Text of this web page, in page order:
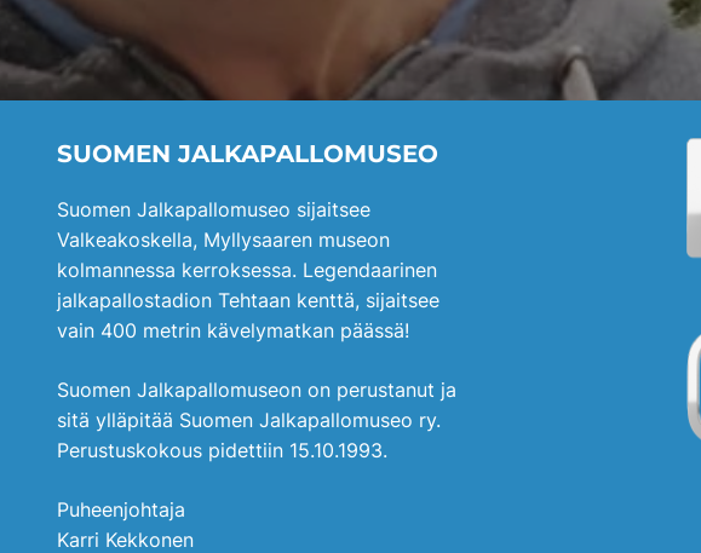
SUOMEN JALKAPALLOMUSEO
Suomen Jalkapallomuseo sijaitsee
Valkeakoskella, Myllysaaren museon
kolmannessa kerroksessa. Legendaarinen
jalkapallostadion Tehtaan kenttä, sijaitsee
vain 400 metrin kävelymatkan päässä!
Suomen Jalkapallomuseon on perustanut ja
sitä ylläpitää Suomen Jalkapallomuseo ry.
Perustuskokous pidettiin 15.10.1993.
Puheenjohtaja
Karri Kekkonen